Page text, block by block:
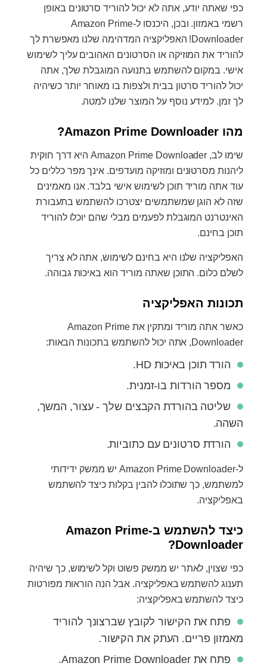
כפי שאתה יודע, אתה לא יכול להוריד סרטונים באופן
רשמי באמזון. ובכן, היכנסו ל-Amazon Prime
Downloader! האפליקציה המדהימה שלנו מאפשרת לך
להוריד את המוזיקה או הסרטונים האהובים עליך לשימוש
אישי. במקום להשתמש בתנועה המוגבלת שלך, אתה
יכול להוריד סרטון בבית ולצפות בו מאוחר יותר כשיהיה
לך זמן. למידע נוסף על המוצר שלנו למטה.
מהו Amazon Prime Downloader?
שימו לב, Amazon Prime Downloader היא דרך חוקית
ליהנות מסרטונים ומוזיקה מועדפים. אינך מפר כללים כל
עוד אתה מוריד תוכן לשימוש אישי בלבד. אנו מאמינים
שזה לא הוגן שמשתמשים יצטרכו להשתמש בתעבורת
האינטרנט המוגבלת לפעמים מבלי שהם יוכלו להוריד
תוכן בחינם.
האפליקציה שלנו היא בחינם לשימוש, אתה לא צריך
לשלם כלום. התוכן שאתה מוריד הוא באיכות גבוהה.
תכונות האפליקציה
כאשר אתה מוריד ומתקין את Amazon Prime
Downloader, אתה יכול להשתמש בתכונות הבאות:
הורד תוכן באיכות HD.
מספר הורדות בו-זמנית.
שליטה בהורדת הקבצים שלך - עצור, המשך,
השהה.
הורדת סרטונים עם כתוביות.
ל-Amazon Prime Downloader יש ממשק ידידותי
למשתמש, כך שתוכלו להבין בקלות כיצד להשתמש
באפליקציה.
כיצד להשתמש ב-Amazon Prime
Downloader?
כפי שצוין, לאתר יש ממשק פשוט וקל לשימוש, כך שיהיה
תענוג להשתמש באפליקציה. אבל הנה הוראות מפורטות
כיצד להשתמש באפליקציה:
פתח את הקישור לקובץ שברצונך להוריד
מאמזון פריים. העתק את הקישור.
פתח את Amazon Prime Downloader.